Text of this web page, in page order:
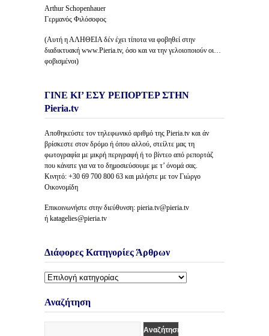
Arthur Schopenhauer
Γερμανός Φιλόσοφος
(Αυτή η ΑΛΗΘΕΙΑ δέν έχει τίποτα να φοβηθεί στην
διαδικτυακή www.Pieria.tv, όσο και να την γελοιοποιούν οι…
φοβισμένοι)
ΓΙΝΕ ΚΙ’ ΕΣΥ ΡΕΠΟΡΤΕΡ ΣΤΗΝ
Pieria.tv
Αποθηκεύστε τον τηλεφωνικό αριθμό της Pieria.tv και άν
βρίσκεστε στον δρόμο ή όπου αλλού, στείλτε μας τη
φωτογραφία με μικρή περιγραφή ή το βίντεο από ρεπορτάζ
που κάνατε για να το δημοσιεύσουμε με τ’ όνομά σας.
Κινητό: +30 69 700 800 63 και μιλήστε με τον Γιώργο
Οικονομίδη
Επικοινωνήστε στην διεύθυνση: pieria.tv@pieria.tv
ή katagelies@pieria.tv
Διάφορες Κατηγορίες Άρθρων
Διάφορες
Άρθρων
Αναζήτηση